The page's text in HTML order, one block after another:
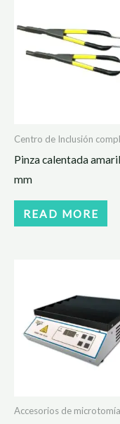
Centro de Inclusión
Pinza calentada
mm
READ MORE
Accesorios de microtomía